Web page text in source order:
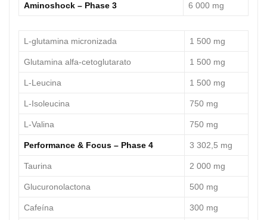
Aminoshock – Phase 3 6 000 mg
L-glutamina micronizada 1 500 mg
Glutamina alfa-cetoglutarato 1 500 mg
L-Leucina 1 500 mg
L-Isoleucina 750 mg
L-Valina 750 mg
Performance & Focus – Phase 4 3 302,5 mg
Taurina 2 000 mg
Glucuronolactona 500 mg
Cafeína 300 mg